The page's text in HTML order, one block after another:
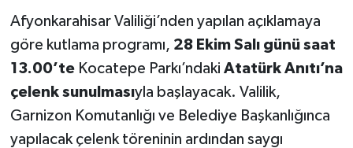
Afyonkarahisar Valiliği’nden yapılan açıklamaya
göre kutlama programı, 28 Ekim Salı günü saat
13.00’teKocatepe Parkı’ndaki Atatürk Anıtı’na
çelenk sunulmasıyla başlayacak. Valilik,
Garnizon Komutanlığı ve Belediye Başkanlığınca
yapılacak çelenk töreninin ardından saygı